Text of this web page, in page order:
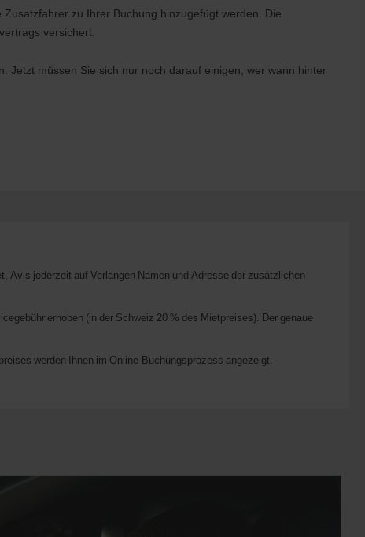
zu Ihrer Buchung hinzugefügt werden. Die
versichert.
Jetzt müssen Sie sich nur noch darauf einigen, wer wann hinter
Avis jederzeit auf Verlangen Namen und Adresse der zusätzlichen
erhoben (in der Schweiz 20 % des Mietpreises). Der genaue
werden Ihnen im Online-Buchungsprozess angezeigt.